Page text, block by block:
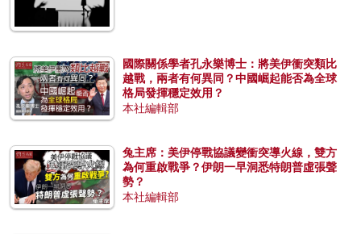
國際關係學者孔永樂博士：將美伊衝突類比
越戰，兩者有何異同？中國崛起能否為全球
格局發揮穩定效用？
本社編輯部
兔主席：美伊停戰協議變衝突導火線，雙方
為何重啟戰爭？伊朗一早洞悉特朗普虛張聲
勢？
本社編輯部